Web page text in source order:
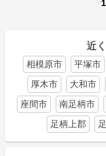
1
近
相模原市 平塚市
厚木市
大和市
座間市
南足柄市
足柄上郡